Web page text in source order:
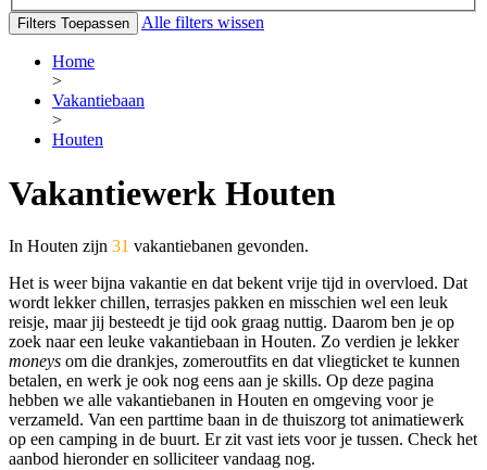
Filters Toepassen Alle filters wissen
Home
>
Vakantiebaan
>
Houten
Vakantiewerk Houten
In Houten zijn 31 vakantiebanen gevonden.
Het is weer bijna vakantie en dat bekent vrije tijd in overvloed. Dat
wordt lekker chillen, terrasjes pakken en misschien wel een leuk
reisje, maar jij besteedt je tijd ook graag nuttig. Daarom ben je op
zoek naar een leuke vakantiebaan in Houten. Zo verdien je lekker
moneys om die drankjes, zomeroutfits en dat vliegticket te kunnen
betalen, en werk je ook nog eens aan je skills. Op deze pagina
hebben we alle vakantiebanen in Houten en omgeving voor je
verzameld. Van een parttime baan in de thuiszorg tot animatiewerk
op een camping in de buurt. Er zit vast iets voor je tussen. Check het
aanbod hieronder en solliciteer vandaag nog.